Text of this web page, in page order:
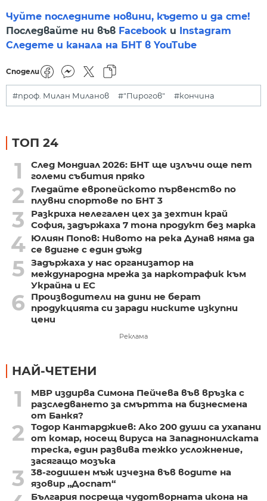
Чуйте последните новини, където и да сте!
Последвайте ни във Facebook и Instagram
Следете и канала на БНТ в YouTube
Сподели
#проф. Милан Миланов #"Пирогов" #кончина
ТОП 24
1
След Мондиал 2026: БНТ ще излъчи още пет
големи събития пряко
2
Гледайте европейското първенство по
плувни спортове по БНТ 3
3
Разкриха нелегален цех за зехтин край
София, задържаха 7 тона продукт без марка
4 Юлиян Попов: Нивото на река Дунав няма да
се вдигне с един дъжд
5 Задържаха у нас организатор на
международна мрежа за наркотрафик към
Украйна и ЕС
6
Производители на дини не берат
продукцията си заради ниските изкупни
цени
Реклама
НАЙ-ЧЕТЕНИ
1
МВР издирва Симона Пейчева във връзка с
разследването за смъртта на бизнесмена
от Банкя?
2
Тодор Кантарджиев: Ако 200 души са ухапани
от комар, носещ вируса на Западнонилската
треска, един развива тежко усложнение,
засягащо мозъка
3
38-годишен мъж изчезна във водите на
язовир „Доспат“
България посреща чудотворната икона на